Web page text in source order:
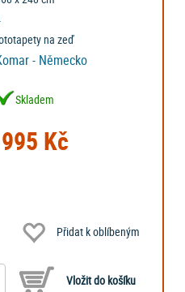
na zeď
- Německo
Skladem
Kč
Přidat k oblíbeným